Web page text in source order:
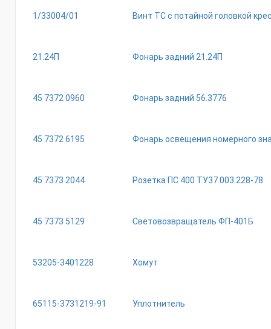
1/33004/01 Винт ТС с потайной головкой
21.24П Фонарь задний 21.24П
45 7372 0960 Фонарь задний 56.3776
45 7372 6195 Фонарь освещения номерного
45 7373 2044 Розетка ПС 400 ТУ37.003.228-78
45 7373 5129 Световозвращатель ФП-401Б
53205-3401228 Хомут
65115-3731219-91 Уплотнитель